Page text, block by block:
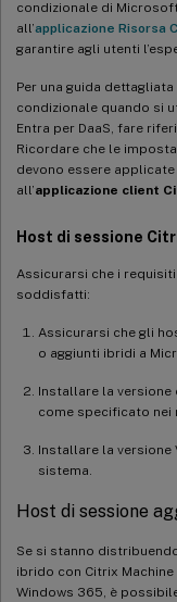
condizionale di
all’applicazione Risorsa
garantire agli utenti
Per una guida
condizionale quando si
Entra per DaaS, fare
Ricordare che le
devono essere applicate
all’applicazione client
Host di sessione
Assicurarsi che i
soddisfatti:
Assicurarsi che gli
o aggiunti ibridi a
Installare la
come specificato nei
Installare la versione
sistema.
Host di sessione
Se si stanno
ibrido con Citrix
Windows 365, è